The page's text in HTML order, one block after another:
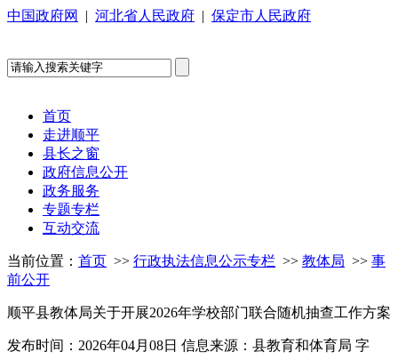
中国政府网 | 河北省人民政府 | 保定市人民政府
首页
走进顺平
县长之窗
政府信息公开
政务服务
专题专栏
互动交流
当前位置： 首页 >> 行政执法信息公示专栏 >> 教体局 >> 事
前公开
顺平县教体局关于开展2026年学校部门联合随机抽查工作方案
发布时间：2026年04月08日 信息来源：县教育和体育局 字